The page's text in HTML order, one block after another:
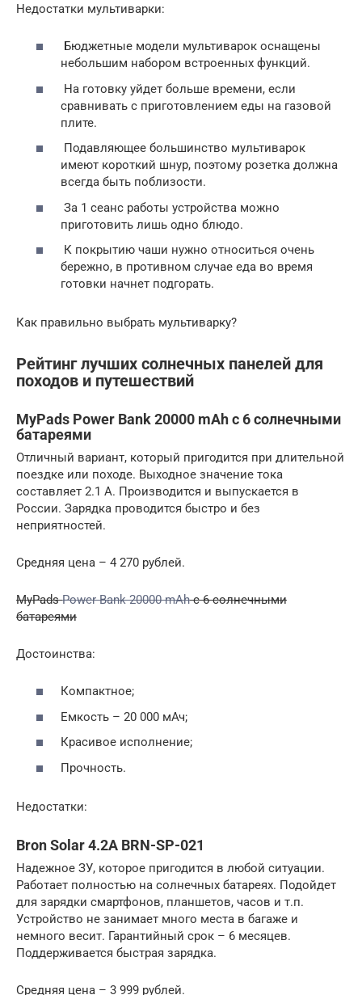
Недостатки мультиварки:
Бюджетные модели мультиварок оснащены
небольшим набором встроенных функций.
На готовку уйдет больше времени, если
сравнивать с приготовлением еды на газовой
плите.
Подавляющее большинство мультиварок
имеют короткий шнур, поэтому розетка должна
всегда быть поблизости.
За 1 сеанс работы устройства можно
приготовить лишь одно блюдо.
К покрытию чаши нужно относиться очень
бережно, в противном случае еда во время
готовки начнет подгорать.
Как правильно выбрать мультиварку?
Рейтинг лучших солнечных панелей для
походов и путешествий
MyPads Power Bank 20000 mAh с 6 солнечными
батареями
Отличный вариант, который пригодится при длительной
поездке или походе. Выходное значение тока
составляет 2.1 А. Производится и выпускается в
России. Зарядка проводится быстро и без
неприятностей.
Средняя цена – 4 270 рублей.
MyPadsPower Bank 20000 mAhс 6 солнечными
батареями
Достоинства:
Компактное;
Емкость – 20 000 мАч;
Красивое исполнение;
Прочность.
Недостатки:
Bron Solar 4.2А BRN-SP-021
Надежное ЗУ, которое пригодится в любой ситуации.
Работает полностью на солнечных батареях. Подойдет
для зарядки смартфонов, планшетов, часов и т.п.
Устройство не занимает много места в багаже и
немного весит. Гарантийный срок – 6 месяцев.
Поддерживается быстрая зарядка.
Средняя цена – 3 999 рублей.